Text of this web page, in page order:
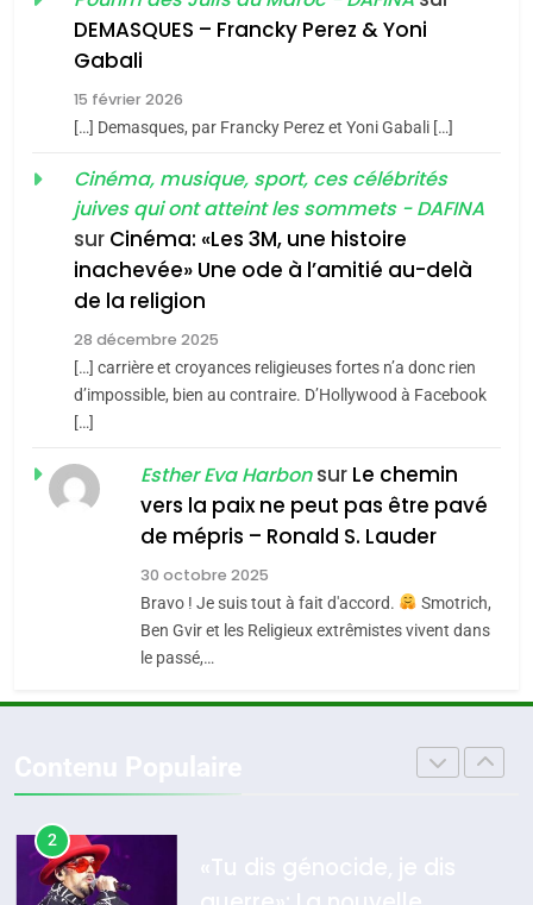
De Loya Stauber
ISRAÉL
2
«Tu dis génocide, je dis
guerre»: La nouvelle
chanson de Boy George
ISRAÉL JUDAISME
SOUVENIRS
l’alliance pourrait
s’étendre à 13 pays
d’Amérique latine
ISRAÉL JUDAISME
2025, l’année la plus
meurtrière selon le
rapport d’ADL contre
l’antisémitisme
FIÈRE, DIGNE ET RÉSILIENTE :
POURQUOI JE REVENDIQUE
7
DEMASQUES – Francky Perez & Yoni
Gabali
15 février 2026
[…] Demasques, par Francky Perez et Yoni Gabali […]
Cinéma, musique, sport, ces célébrités
juives qui ont atteint les sommets - DAFINA
sur Cinéma: «Les 3M, une histoire
inachevée» Une ode à l’amitié au-delà
de la religion
28 décembre 2025
[…] carrière et croyances religieuses fortes n’a donc rien
d’impossible, bien au contraire. D’Hollywood à Facebook
[…]
Esther Eva Harbonsur Le chemin
vers la paix ne peut pas être pavé
de mépris – Ronald S. Lauder
30 octobre 2025
Bravo ! Je suis tout à fait d'accord.
Smotrich,
Ben Gvir et les Religieux extrêmistes vivent dans
le passé,…
meurtrière selon le rapport
l’antisémitisme
FIÈRE, DIGNE ET RÉSILIENTE :
POURQUOI JE REVENDIQUE
MA JUDAÏTE par Thérèse
Zrihen-Dvir
ISRAÉL
CE QUI NOUS MANQUE –
JUDAISME
Maroc : Les amandes de
Tafraout, le miel de Tadla
Azilal consacrés produits
du terroir
DAFINA MAROC
Oeil ravageur – Vanessa De
2